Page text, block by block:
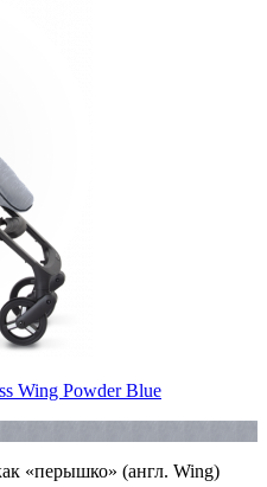
Wing Powder Blue
«перышко» (англ. Wing)